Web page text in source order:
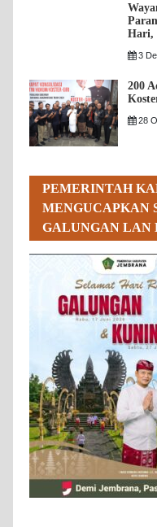
Hari,
3
200
28
PEMERINTAH
MENGUCAPKAN
GALUNGAN LAN